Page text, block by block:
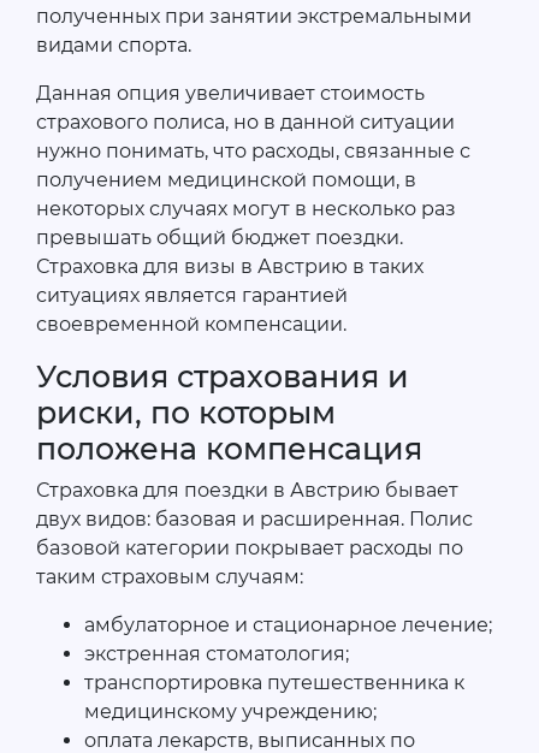
полученных при занятии экстремальными
видами спорта.
Данная опция увеличивает стоимость
страхового полиса, но в данной ситуации
нужно понимать, что расходы, связанные с
получением медицинской помощи, в
некоторых случаях могут в несколько раз
превышать общий бюджет поездки.
Страховка для визы в Австрию в таких
ситуациях является гарантией
своевременной компенсации.
Условия страхования и
риски, по которым
положена компенсация
Страховка для поездки в Австрию бывает
двух видов: базовая и расширенная. Полис
базовой категории покрывает расходы по
таким страховым случаям:
амбулаторное и стационарное лечение;
экстренная стоматология;
транспортировка путешественника к
медицинскому учреждению;
оплата лекарств, выписанных по